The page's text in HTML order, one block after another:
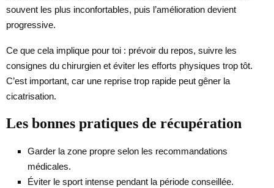
souvent les plus inconfortables, puis l’amélioration devient
progressive.
Ce que cela implique pour toi : prévoir du repos, suivre les
consignes du chirurgien et éviter les efforts physiques trop tôt.
C’est important, car une reprise trop rapide peut gêner la
cicatrisation.
Les bonnes pratiques de récupération
Garder la zone propre selon les recommandations
médicales.
Éviter le sport intense pendant la période conseillée.